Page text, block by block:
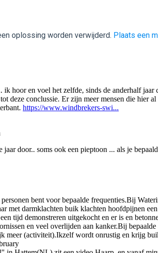
oplossing worden verwijderd. Plaats een